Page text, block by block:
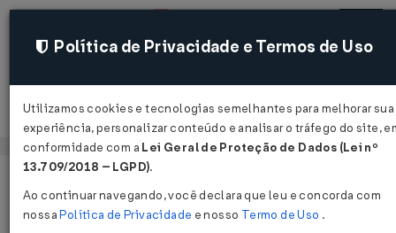
Acessar
Política de Privacidade e Termos de Uso
Utilizamos cookies e tecnologias semelhantes para melhorar sua
experiência, personalizar conteúdo e analisar o tráfego do site,
conformidade com a Lei Geral de Proteção de Dados (Lei nº
13.709/2018 – LGPD).
Ao continuar navegando, você declara que leu e concorda com
nossaPolítica de Privacidade e nosso Termo de Uso .